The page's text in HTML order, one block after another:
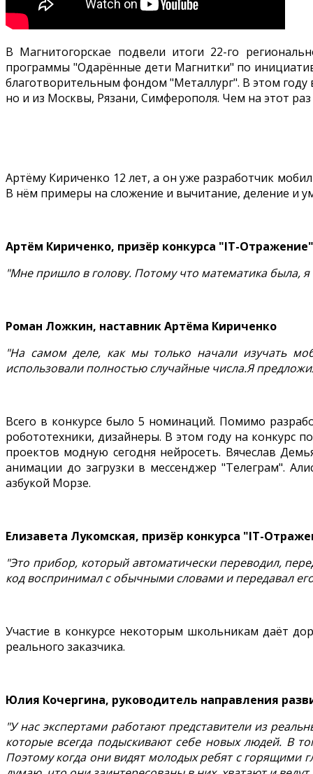
В Магнитогорскае подвели итоги 22-го
программы "Одарённые дети Магнитки" по
благотворительным фондом "Металлург". В этом году
но и из Москвы, Рязани, Симферополя. Чем на этот
Артёму Кириченко 12 лет, а он уже разработчик
В нём примеры на сложение и вычитание, деление и
Артём Кириченко, призёр конкурса "IT-Отражение"
"Мне пришло в голову. Потому что математика была,
Роман Ложкин, наставник Артёма Кириченко
"На самом деле, как мы только начали изучать
использовали полностью случайные числа.Я
Всего в конкурсе было 5 номинаций. Помимо
робототехники, дизайнеры. В этом году на конкурс
проектов модную сегодня нейросеть. Вячеслав
анимации до загрузки в мессенджер "Телеграм".
азбукой Морзе.
Елизавета Лукомская, призёр конкурса "IT-
"Это прибор, который автоматически переводил,
код воспринимал с обычными словами и передавал
Участие в конкурсе некоторым школьникам даёт
реального заказчика.
Юлия Кочергина, руководитель направления
"У нас экспертами работают представители из
которые всегда подыскивают себе новых людей. В
Поэтому когда они видят молодых ребят с